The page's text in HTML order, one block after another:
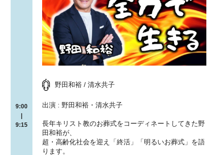
9:00
|
9:15
野田和裕 / 清水共子
出演 : 野田和裕・清水共子
長年キリスト教のお葬式をコーディネートしてきた野
田和裕が、
超・高齢化社会を迎え「終活」「明るいお葬式」を語
ります。